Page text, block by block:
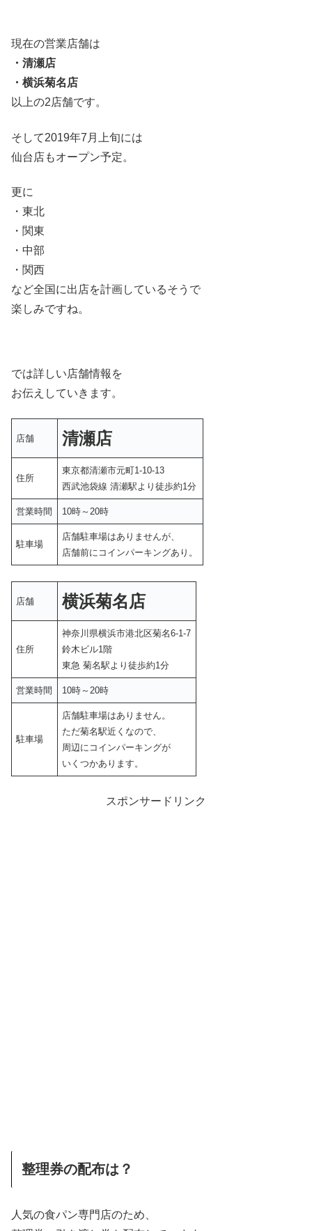
現在の営業店舗は
・清瀬店
・横浜菊名店
以上の2店舗です。
そして2019年7月上旬には
仙台店もオープン予定。
更に
・東北
・関東
・中部
・関西
など全国に出店を計画しているそうで
楽しみですね。
では詳しい店舗情報を
お伝えしていきます。
店舗 清瀬店
住所
東京都清瀬市元町1-10-13
西武池袋線 清瀬駅より徒歩約1分
営業時間 10時～20時
駐車場
店舗駐車場はありませんが、
店舗前にコインパーキングあり。
店舗 横浜菊名店
住所
神奈川県横浜市港北区菊名6-1-7
鈴木ビル1階
東急 菊名駅より徒歩約1分
営業時間 10時～20時
駐車場
店舗駐車場はありません。
ただ菊名駅近くなので、
周辺にコインパーキングが
いくつかあります。
スポンサードリンク
整理券の配布は？
人気の食パン専門店のため、